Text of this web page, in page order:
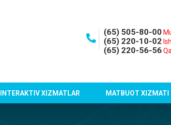
(65) 505-80-00
(65) 220-10-02
(65) 220-56-56
INTERAKTIV XIZMATLAR MATBUOT XIZMATI